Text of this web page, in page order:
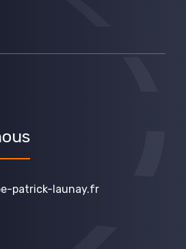
patrick-launay.fr